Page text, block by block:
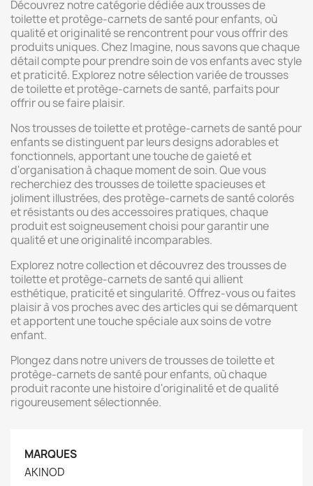
Découvrez notre catégorie dédiée aux trousses de
toilette et protège-carnets de santé pour enfants, où
qualité et originalité se rencontrent pour vous offrir des
produits uniques. Chez Imagine, nous savons que chaque
détail compte pour prendre soin de vos enfants avec style
et praticité. Explorez notre sélection variée de trousses
de toilette et protège-carnets de santé, parfaits pour
offrir ou se faire plaisir.
Nos trousses de toilette et protège-carnets de santé pour
enfants se distinguent par leurs designs adorables et
fonctionnels, apportant une touche de gaieté et
d'organisation à chaque moment de soin. Que vous
recherchiez des trousses de toilette spacieuses et
joliment illustrées, des protège-carnets de santé colorés
et résistants ou des accessoires pratiques, chaque
produit est soigneusement choisi pour garantir une
qualité et une originalité incomparables.
Explorez notre collection et découvrez des trousses de
toilette et protège-carnets de santé qui allient
esthétique, praticité et singularité. Offrez-vous ou faites
plaisir à vos proches avec des articles qui se démarquent
et apportent une touche spéciale aux soins de votre
enfant.
Plongez dans notre univers de trousses de toilette et
protège-carnets de santé pour enfants, où chaque
produit raconte une histoire d'originalité et de qualité
rigoureusement sélectionnée.
MARQUES
AKINOD